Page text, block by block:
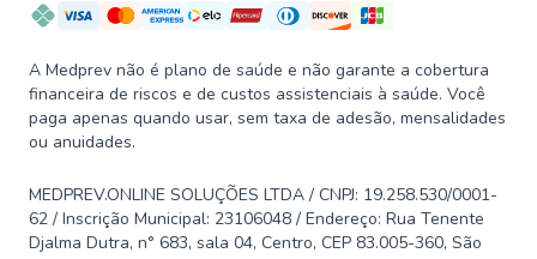
A Medprev não é plano de saúde e não garante a cobertura
financeira de riscos e de custos assistenciais à saúde. Você
paga apenas quando usar, sem taxa de adesão, mensalidades
ou anuidades.
MEDPREV.ONLINE SOLUÇÕES LTDA / CNPJ: 19.258.530/0001-
62 / Inscrição Municipal: 23106048 / Endereço: Rua Tenente
Djalma Dutra, n° 683, sala 04, Centro, CEP 83.005-360, São